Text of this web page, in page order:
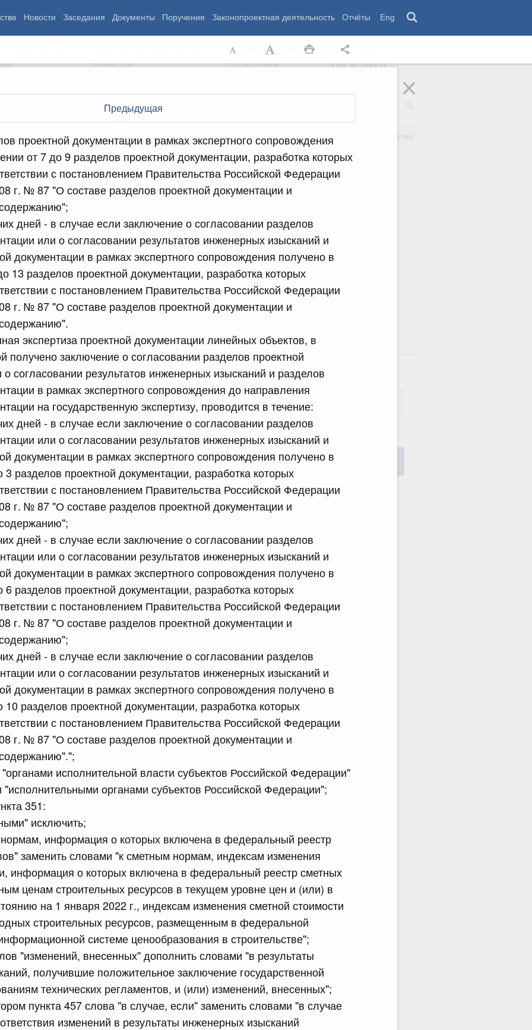
Новости Заседания Документы Поручения Законопроектная деятельность Отчёты Eng
Предыдущая
проектной документации в рамках экспертного сопровождения
от 7 до 9 разделов проектной документации, разработка которых
с постановлением Правительства Российской Федерации
г. № 87 "О составе разделов проектной документации и
дней - в случае если заключение о согласовании разделов
или о согласовании результатов инженерных изысканий и
документации в рамках экспертного сопровождения получено в
13 разделов проектной документации, разработка которых
с постановлением Правительства Российской Федерации
г. № 87 "О составе разделов проектной документации и
экспертиза проектной документации линейных объектов, в
получено заключение о согласовании разделов проектной
согласовании результатов инженерных изысканий и разделов
в рамках экспертного сопровождения до направления
на государственную экспертизу, проводится в течение:
дней - в случае если заключение о согласовании разделов
или о согласовании результатов инженерных изысканий и
документации в рамках экспертного сопровождения получено в
разделов проектной документации, разработка которых
с постановлением Правительства Российской Федерации
г. № 87 "О составе разделов проектной документации и
дней - в случае если заключение о согласовании разделов
или о согласовании результатов инженерных изысканий и
документации в рамках экспертного сопровождения получено в
разделов проектной документации, разработка которых
с постановлением Правительства Российской Федерации
г. № 87 "О составе разделов проектной документации и
дней - в случае если заключение о согласовании разделов
или о согласовании результатов инженерных изысканий и
документации в рамках экспертного сопровождения получено в
разделов проектной документации, разработка которых
с постановлением Правительства Российской Федерации
г. № 87 "О составе разделов проектной документации и
исполнительной власти субъектов Российской Федерации"
органами субъектов Российской Федерации";
351:
исключить;
информация о которых включена в федеральный реестр
заменить словами "к сметным нормам, индексам изменения
информация о которых включена в федеральный реестр сметных
ценам строительных ресурсов в текущем уровне цен и (или) в
на 1 января 2022 г., индексам изменения сметной стоимости
строительных ресурсов, размещенным в федеральной
системе ценообразования в строительстве";
"изменений, внесенных" дополнить словами "в результаты
получившие положительное заключение государственной
технических регламентов, и (или) изменений, внесенных";
пункта 457 слова "в случае, если" заменить словами "в случае
изменений в результаты инженерных изысканий
Министры
Советы и комиссии
По регионам
Обращения
Занятость и труд
Технологическое развитие
Экономика. Регулирование
Финансы
Социальные услуги
Экология
Жильё и города
Транспорт и связь
Энергетика
Промышленность
Сельское хозяйство
Региональное развитие
Дальний Восток
Россия и мир
Безопасность
Национальные проекты
к ним Поиск по всем документам
Номер
Дата подписания
июля, пятница
Федерации от 10.07.2026 г. № 872
Российской Федерации от 30 июня 2021 г.
четверг
Федерации от 09.07.2026 г. № 861
и освобождения от должности руководителей
Федерации в области физической культуры и
Федерации от 09.07.2026 г. № 863
Российской Федерации от 30 июня 2021 г.
Федерации от 09.07.2026 г. № 865
Российской Федерации от 30 июня 2021 г.
Федерации от 09.07.2026 г. № 860
изменений в Соглашение о единых принципах и
(изделий медицинского назначения и медицинской
Федерации от 09.07.2026 г. № 864
на выполнение работ (оказание услуг) по
дорог общего пользования федерального значения в
с законодательством Российской
добавленную стоимость